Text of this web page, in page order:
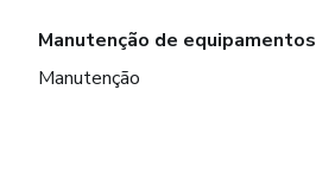
Manutenção de equipamentos
Manutenção